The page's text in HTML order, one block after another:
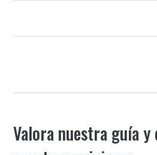
Valora nuestra guía y